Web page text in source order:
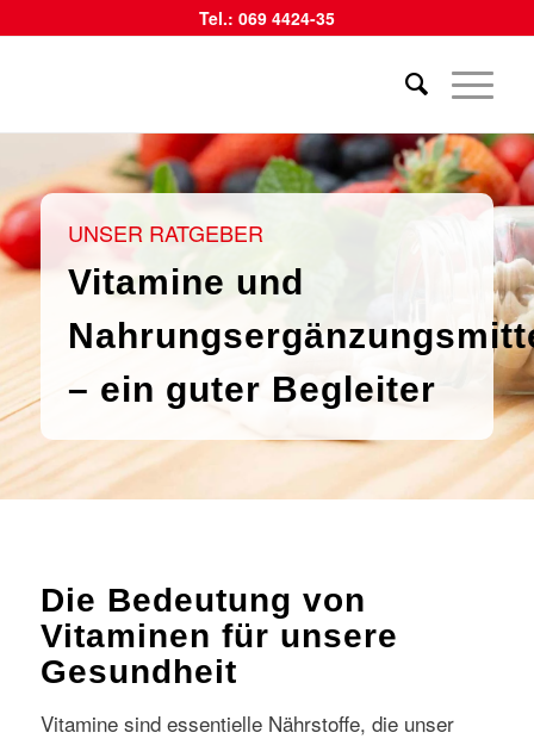
Tel.: 069 4424-35
UNSER RATGEBER
Vitamine und
– ein guter Begleiter
Die Bedeutung von
Vitaminen für unsere
Gesundheit
Vitamine sind essentielle Nährstoffe, die unser